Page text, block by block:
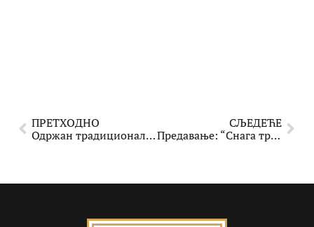
ПРЕТХОДНО
Одржан традиционални годишњи концерт „Сазвучја/Сузвучја“
СЉЕДЕЋЕ
Предавање: “Снага треће доби”